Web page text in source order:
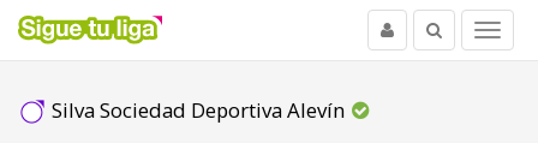
Menu
Buscar
Usuario
Silva Sociedad Deportiva Alevín